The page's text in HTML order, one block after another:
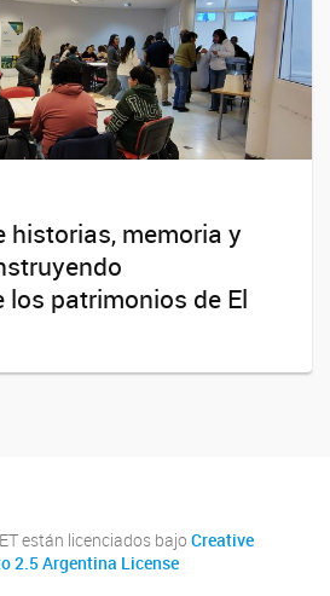
historias, memoria y
patrimonios de El
están licenciados bajo Creative
2.5 Argentina License